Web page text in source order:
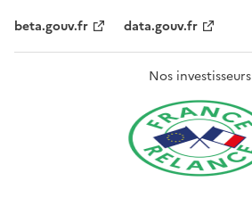
beta.gouv.fr
data.gouv.fr
Nos investisseurs